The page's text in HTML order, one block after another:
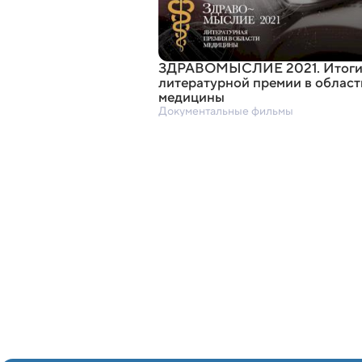
ЗДРАВОМЫСЛИЕ 2021. Итоги
литературной премии в
медицины
Документальные фильмы